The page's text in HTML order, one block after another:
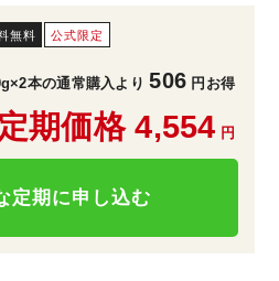
無料 公式限定
本の通常購入より506 円お得
期価格 4,554 円
定期に申し込む